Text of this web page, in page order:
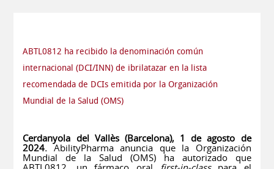
ABTL0812 ha recibido la denominación común
internacional (DCI/INN) de ibrilatazar en la lista
recomendada de DCIs emitida por la Organización
Mundial de la Salud (OMS)
Cerdanyola del Vallès (Barcelona), 1 de agosto de
2024. AbilityPharma anuncia que la Organización
Mundial de la Salud (OMS) ha autorizado que